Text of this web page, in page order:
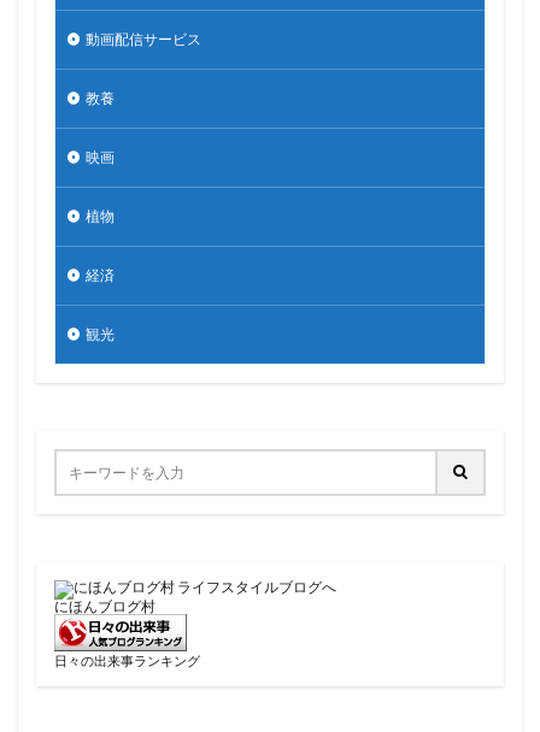
動画配信サービス
教養
映画
植物
経済
観光
にほんブログ村
日々の出来事ランキング